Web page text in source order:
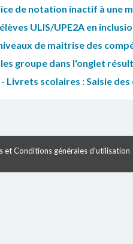
de notation inactif à une
ULIS/UPE2A en
de maitrise des
groupe dans l'onglet
scolaires : Saisie
et Conditions générales d'utilisation